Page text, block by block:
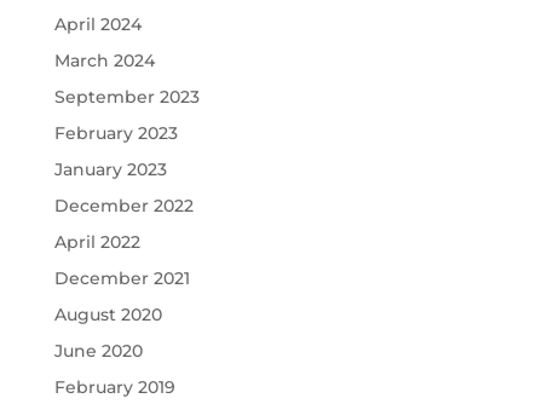
April 2024
March 2024
September 2023
February 2023
January 2023
December 2022
April 2022
December 2021
August 2020
June 2020
February 2019